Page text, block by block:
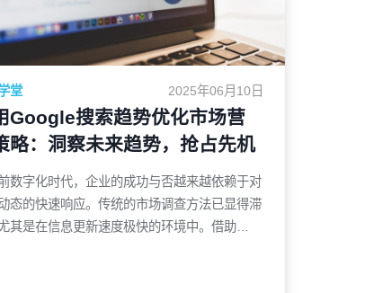
时推送个性化的广告和内容，大大提高广告投放
率和用户转化率。数字营销人员需要学习如何通
平台收集并分析数据，预测消费者的行为，并实
广告和内容，从而提升ROI。2. 数字化情感分
品牌互动到2025年，情感分析技术将成为衡量
情绪和反应的重要工具。通过社交媒体和其他
动平台收集的数据，营销人员可以更深入地了
受众的情感和态度。这不仅能帮助品牌优化其
容，更能
2025年06月10日
堂
Google搜索趋势优化市场营
略：洞察未来趋势，抢占先机
数字化时代，企业的成功与否越来越依赖于对
态的快速响应。传统的市场调查方法已显得滞
其是在信息更新速度极快的环境中。借助